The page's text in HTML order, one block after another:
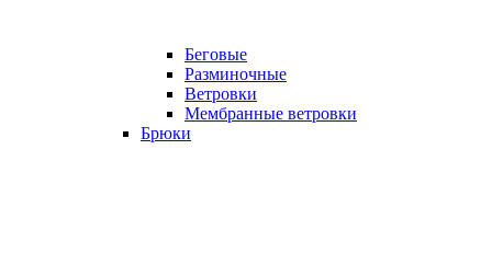
Беговые
Разминочные
Ветровки
Мембранные ветровки
Брюки